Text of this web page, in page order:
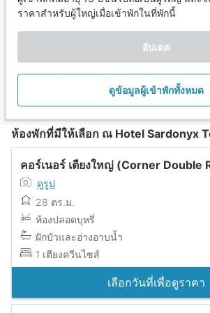
ราคาสำหรับผู้ใหญ่เมื่อเข้าพักในที่พักนี้
อัปเดต
ดูข้อมูลผู้เข้าพักทั้งหมด
ห้องพักที่มีให้เลือก ณ Hotel Sardonyx
คอร์เนอร์ เตียงใหญ่ (Corner Double
ดูรูป
28 ตร.ม.
ห้องปลอดบุหรี่
ฝักบัวและอ่างอาบน้ำ
1 เตียงควีนไซส์
เลือกวันที่เพื่อดูราคา